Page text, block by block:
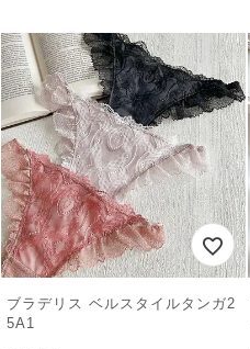
ブラデリス ベルスタイルタンガ2
5A1